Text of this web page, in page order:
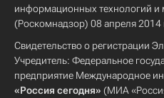
информационных технологий и
(Роскомнадзор) 08 апреля 2014
Свидетельство о регистрации
Учредитель: Федеральное
предприятие Международное
«Россия сегодня» (МИА